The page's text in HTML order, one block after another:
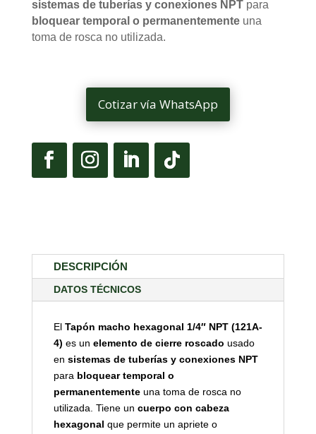
sistemas de tuberías y conexiones NPTpara
bloquear temporal o permanentementeuna
toma de rosca no utilizada.
Cotizar vía WhatsApp
DESCRIPCIÓN
DATOS TÉCNICOS
El Tapón macho hexagonal 1/4″ NPT (121A-
4) es un elemento de cierre roscado usado
en sistemas de tuberías y conexiones NPT
para bloquear temporal o
permanentementeuna toma de rosca no
utilizada. Tiene un cuerpo con cabeza
hexagonal que permite un apriete o